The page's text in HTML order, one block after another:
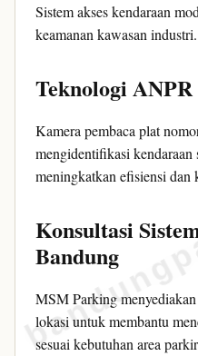
Sistem akses kendaraan
keamanan kawasan industri.
Teknologi ANPR
Kamera pembaca plat
mengidentifikasi kendaraan
meningkatkan efisiensi dan
Konsultasi
Bandung
MSM Parking
lokasi untuk membantu
sesuai kebutuhan area